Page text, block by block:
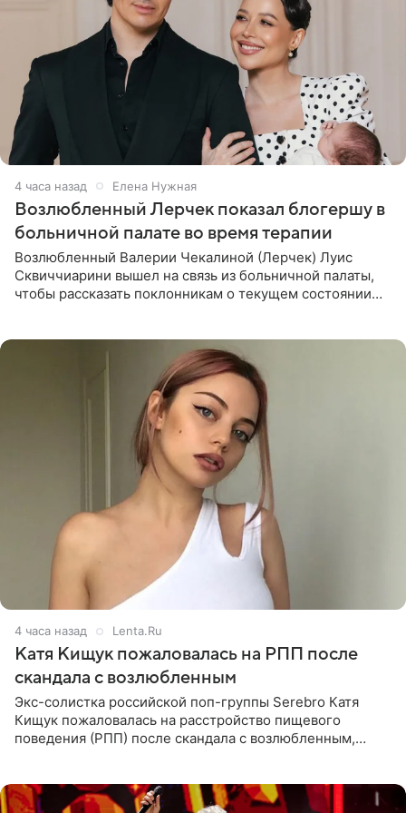
4 часа назад Елена Нужная
Возлюбленный Лерчек показал блогершу в
больничной палате во время терапии
Возлюбленный Валерии Чекалиной (Лерчек) Луис
Сквиччиарини вышел на связь из больничной палаты,
чтобы рассказать поклонникам о текущем состоянии
4 часа назад Lenta.Ru
Катя Кищук пожаловалась на РПП после
скандала с возлюбленным
Экс-солистка российской поп-группы Serebro Катя
Кищук пожаловалась на расстройство пищевого
поведения (РПП) после скандала с возлюбленным,